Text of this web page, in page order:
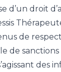
d’un droit
de
de sanctions